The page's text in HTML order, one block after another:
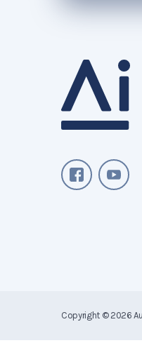
Copyright © 2026